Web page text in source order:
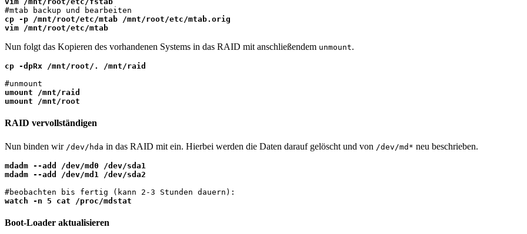
cp -p /mnt/root/etc/mtab /mnt/root/etc/mtab.orig
vim /mnt/root/etc/mtab
Nun folgt das Kopieren des vorhandenen Systems in das RAID mit anschließendem unmount.
cp -dpRx /mnt/root/. /mnt/raid
umount /mnt/raid
umount /mnt/root
RAID vervollständigen
Nun binden wir /dev/hda in das RAID mit ein. Hierbei werden die Daten darauf gelöscht und von /dev/md* neu beschrieben.
mdadm --add /dev/md0 /dev/sda1
mdadm --add /dev/md1 /dev/sda2
watch -n 5 cat /proc/mdstat
Boot-Loader aktualisieren